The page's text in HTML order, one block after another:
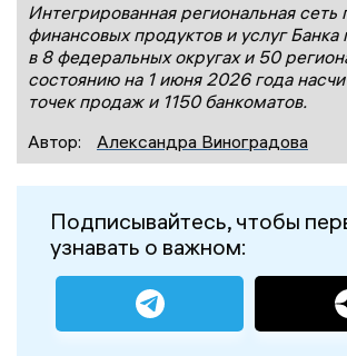
Интегрированная региональная
финансовых продуктов и услуг Банка
в 8 федеральных округах и 50
состоянию на 1 июня 2026 года
точек продаж и 1150 банкоматов.
Автор:
Александра Виноградова
Подписывайтесь, чтобы
узнавать о важном: